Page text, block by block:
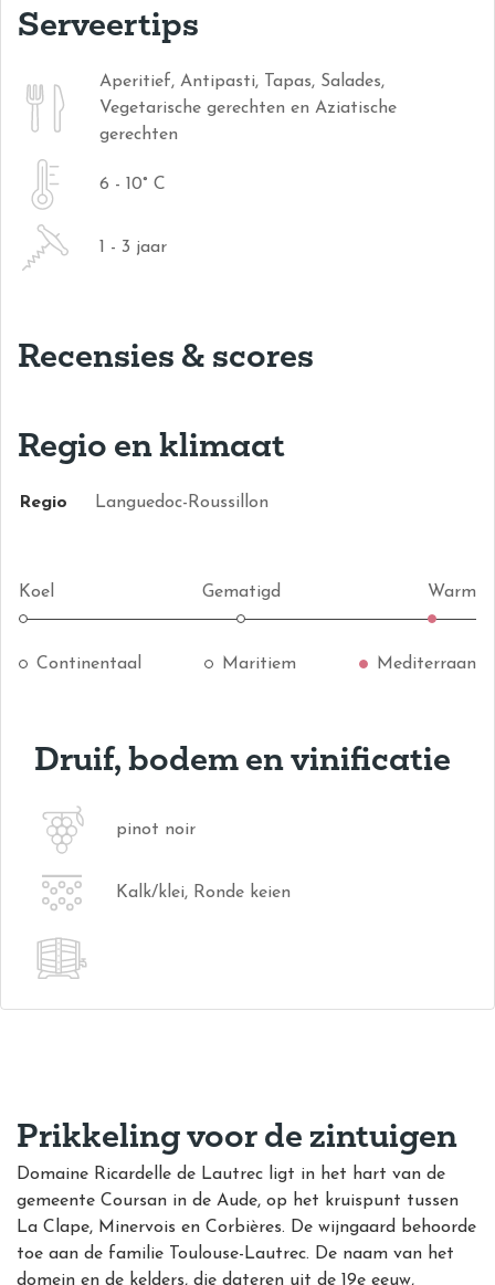
Serveertips
Aperitief, Antipasti, Tapas, Salades,
Vegetarische gerechten en Aziatische
gerechten
6 - 10° C
1 - 3 jaar
Recensies & scores
Regio en klimaat
Regio Languedoc-Roussillon
Koel Gematigd Warm
Continentaal Maritiem Mediterraan
Druif, bodem en vinificatie
pinot noir
Kalk/klei, Ronde keien
Prikkeling voor de zintuigen
Domaine Ricardelle de Lautrec ligt in het hart van de
gemeente Coursan in de Aude, op het kruispunt tussen
La Clape, Minervois en Corbières. De wijngaard
behoorde
toe aan de familie Toulouse-Lautrec. De naam van het
domein en de kelders, die dateren uit de 19e eeuw,